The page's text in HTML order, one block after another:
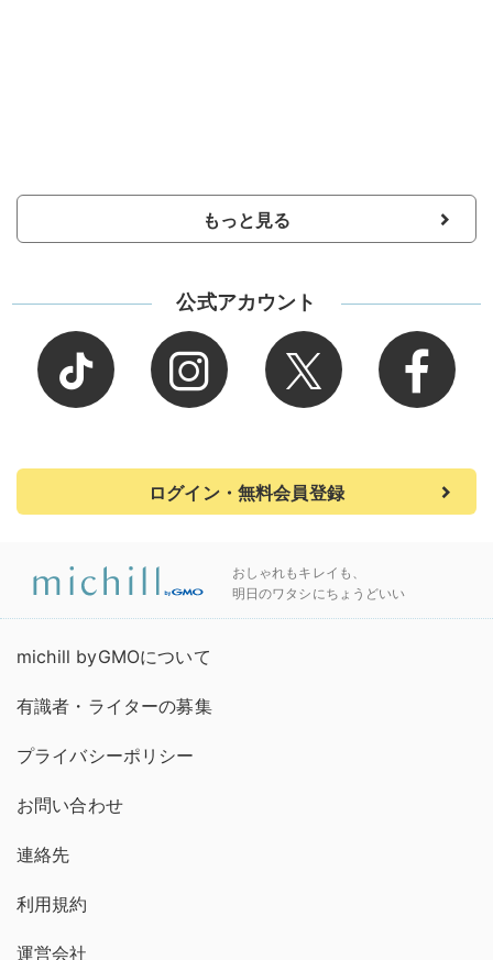
もっと見る
公式アカウント
ログイン・無料会員登録
おしゃれもキレイも、
明日のワタシにちょうどいい
michill byGMOについて
有識者・ライターの募集
プライバシーポリシー
お問い合わせ
連絡先
利用規約
運営会社